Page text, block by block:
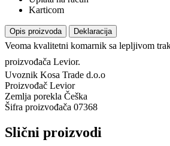
Karticom
Opis proizvoda Deklaracija
Veoma kvalitetni komarnik sa lepljivom
proizvođača Levior.
Uvoznik Kosa Trade d.o.o
Proizvođač Levior
Zemlja porekla Češka
Šifra proizvođača 07368
Slični proizvodi